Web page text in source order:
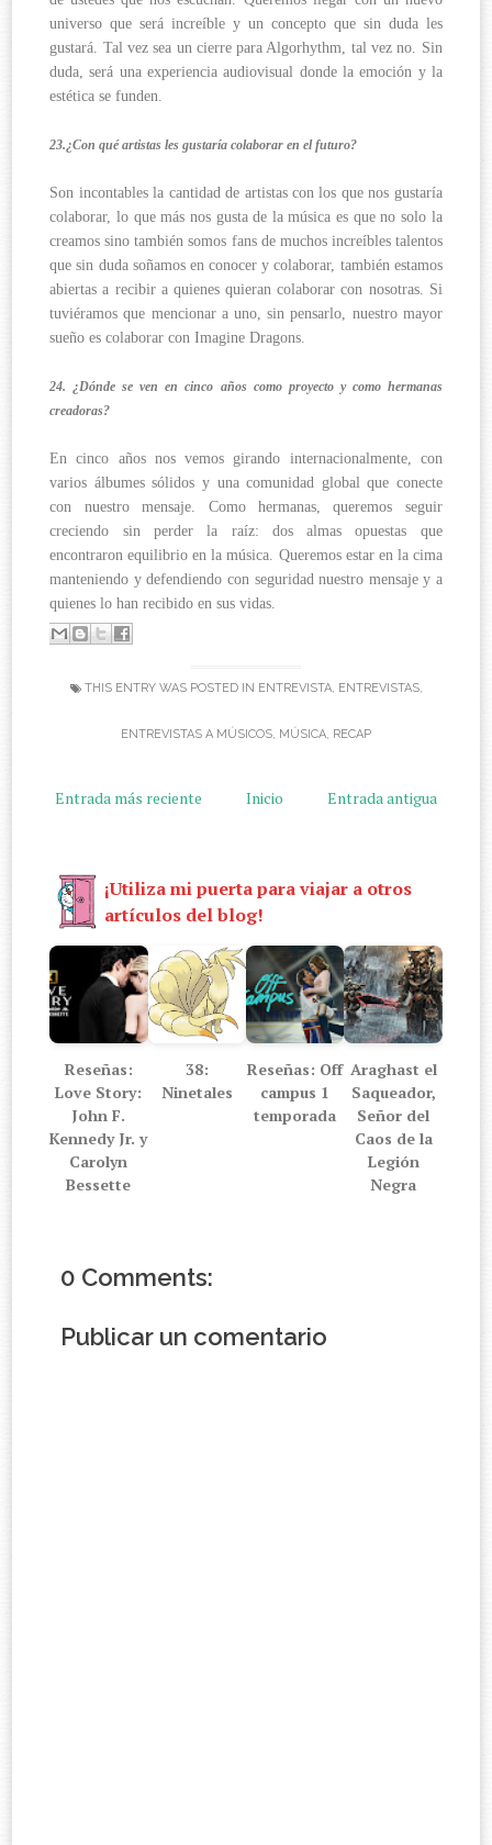
universo que será increíble y un concepto que sin duda les
gustará. Tal vez sea un cierre para Algorhythm, tal vez no. Sin
duda, será una experiencia audiovisual donde la emoción y la
estética se funden.
23.¿Con qué artistas les gustaría colaborar en el futuro?
Son incontables la cantidad de artistas con los que nos gustaría
colaborar, lo que más nos gusta de la música es que no solo la
creamos sino también somos fans de muchos increíbles talentos
que sin duda soñamos en conocer y colaborar, también estamos
abiertas a recibir a quienes quieran colaborar con nosotras. Si
tuviéramos que mencionar a uno, sin pensarlo, nuestro mayor
sueño es colaborar con Imagine Dragons.
24. ¿Dónde se ven en cinco años como proyecto y como hermanas
creadoras?
En cinco años nos vemos girando internacionalmente, con
varios álbumes sólidos y una comunidad global que conecte
con nuestro mensaje. Como hermanas, queremos seguir
creciendo sin perder la raíz: dos almas opuestas que
encontraron equilibrio en la música. Queremos estar en la cima
manteniendo y defendiendo con seguridad nuestro mensaje y a
quienes lo han recibido en sus vidas.
THIS ENTRY WAS POSTED IN ENTREVISTA, ENTREVISTAS,
ENTREVISTAS A MÚSICOS, MÚSICA, RECAP
Entrada más reciente Entrada antigua
Inicio
¡Utiliza mi puerta para viajar a otros
artículos del blog!
Reseñas:
Love Story:
John F.
Kennedy Jr. y
Carolyn
Bessette
38:
Ninetales
Reseñas: Off
campus 1
temporada
Araghast el
Saqueador,
Señor del
Caos de la
Legión
Negra
0 Comments:
Publicar un comentario